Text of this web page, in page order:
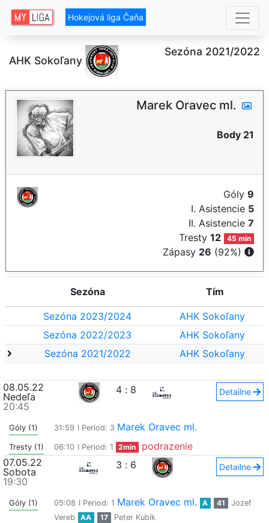
Hokejová liga Čaňa
AHK Sokoľany
Sezóna 2021/2022
Marek Oravec ml.
Body 21
Góly 9
I. Asistencie 5
II. Asistencie 7
Tresty12 45 min
Zápasy 26 (92%)
Sezóna Tím
Sezóna 2023/2024
AHK Sokoľany
Sezóna 2022/2023
AHK Sokoľany
Sezóna 2021/2022
AHK Sokoľany
08.05.22
Nedeľa
20:45
4 : 8 Detailne
Góly (1) 31:59 I Period: 3 Marek Oravec ml.
Tresty (1) 06:10 I Period: 1 2min
podrazenie
07.05.22
Sobota
19:30
3 : 6 Detailne
Góly (1) 05:08 I Period: 1 Marek Oravec ml. A 41
Jozef
Vereb
AA 17 Peter Kubík